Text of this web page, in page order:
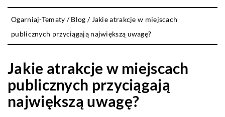
Ogarniaj-Tematy /Blog /Jakie atrakcje w miejscach
publicznych przyciągają największą uwagę?
Jakie atrakcje w miejscach
publicznych przyciągają
największą uwagę?